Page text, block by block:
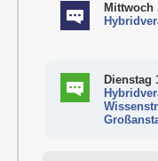
Mittwoch
Dienstag